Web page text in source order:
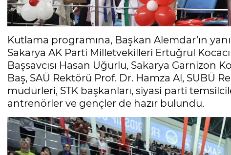
Kutlama programına, Başkan Alemdar’ın
Sakarya AK Parti Milletvekilleri Ertuğrul
Başsavcısı Hasan Uğurlu, Sakarya Garnizon
Baş, SAÜ Rektörü Prof. Dr. Hamza Al, SUBÜ
müdürleri, STK başkanları, siyasi parti
antrenörler ve gençler de hazır bulundu.